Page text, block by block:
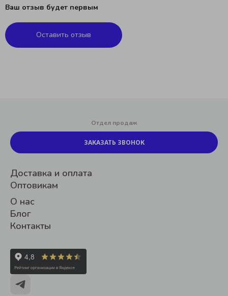
Ваш отзыв будет первым
Оставить отзыв
Доставка и оплата
Оптовикам
О нас
Блог
Контакты
Отдел продаж
ЗАКАЗАТЬ ЗВОНОК